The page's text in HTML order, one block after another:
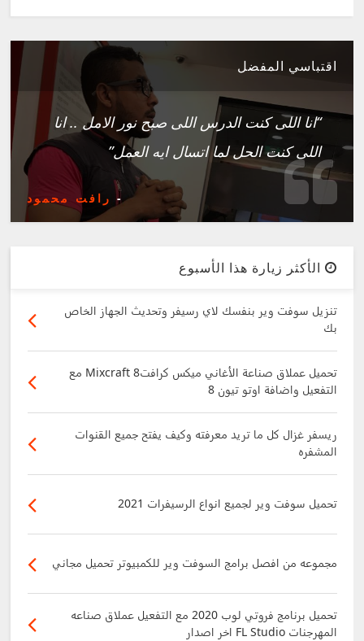
اقتباسي المفضل
“انا اللى كنت الدرس اللى صبح نور الامل .. انا
اللى كنت الحل لما اتسال ايه العمل”
- رافت محمود
الأكثر زيارة هذا الأسبوع
تنزيل سوفت وير بنفسك لاي رسيفر وتحديث الجهاز الخاص
بك
تحميل عملاق صناعة الأغاني ميكس كرافت8 Mixcraft مع
التفعيل واضافة اوتو تيون 8
ريسفر غزال كل ما تريد معرفته وكيف يفتح جميع القنوات
المشفره
تحميل سوفت وير لجميع انواع الرسيفرات 2021
مجموعه من افصل برامج السوفت وير للكمبيوتر تحميل مجاني
تحميل برنامج فروتي لوب 2020 مع التفعيل عملاق صناعه
المهرجنات FL Studio اخر اصدار